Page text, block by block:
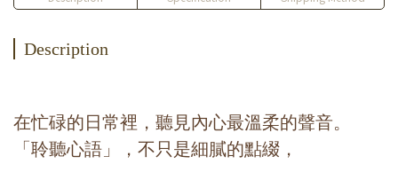
Description
在忙碌的日常裡，聽見內心最溫柔的聲音。
「聆聽心語」，不只是細膩的點綴，